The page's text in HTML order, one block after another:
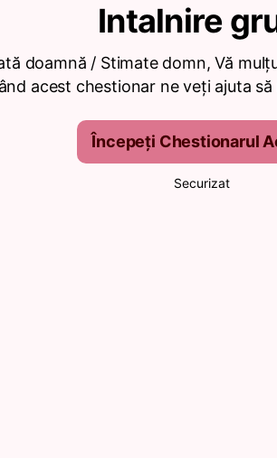
Intalnire
doamnă / Stimate domn, Vă
acest chestionar ne veți ajuta
Începeți Chestionarul
Securizat